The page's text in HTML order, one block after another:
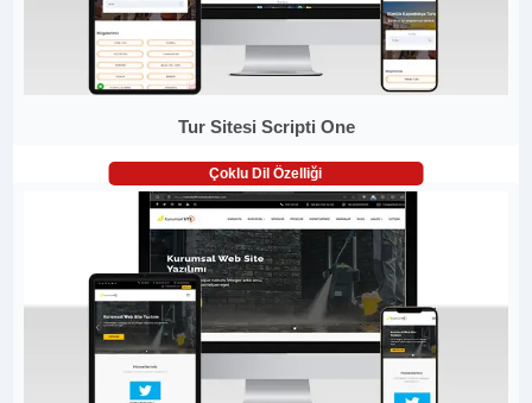
Tur Sitesi Scripti One
Çoklu Dil Özelliği